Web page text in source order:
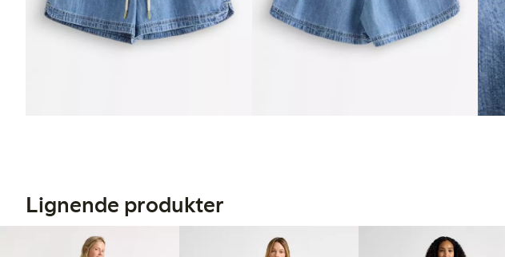
Lignende produkter